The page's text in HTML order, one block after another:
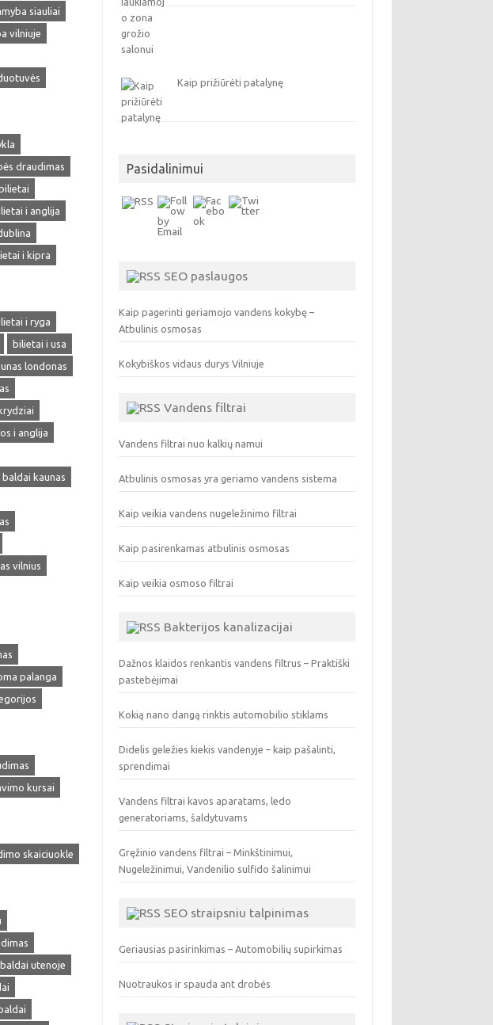
siauliai
vilniuje
draudimas
bilietai
i anglija
i kipra
i ryga
bilietai i usa
londonas
i anglija
baldai kaunas
vilnius
palanga
kursai
skaiciuokle
utenoje
Kaip prižiūrėti patalynę
Pasidalinimui
SEO paslaugos
Kaip pagerinti geriamojo vandens kokybę –
Atbulinis osmosas
Kokybiškos vidaus durys Vilniuje
Vandens filtrai
Vandens filtrai nuo kalkių namui
Atbulinis osmosas yra geriamo vandens sistema
Kaip veikia vandens nugeležinimo filtrai
Kaip pasirenkamas atbulinis osmosas
Kaip veikia osmoso filtrai
Bakterijos kanalizacijai
Dažnos klaidos renkantis vandens filtrus – Praktiški
pastebėjimai
Kokią nano dangą rinktis automobilio stiklams
Didelis geležies kiekis vandenyje – kaip pašalinti,
sprendimai
Vandens filtrai kavos aparatams, ledo
generatoriams, šaldytuvams
Gręžinio vandens filtrai – Minkštinimui,
Nugeležinimui, Vandenilio sulfido šalinimui
SEO straipsniu talpinimas
Geriausias pasirinkimas – Automobilių supirkimas
Nuotraukos ir spauda ant drobės